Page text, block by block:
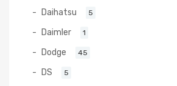
Daihatsu 5
Daimler 1
Dodge 45
DS 5